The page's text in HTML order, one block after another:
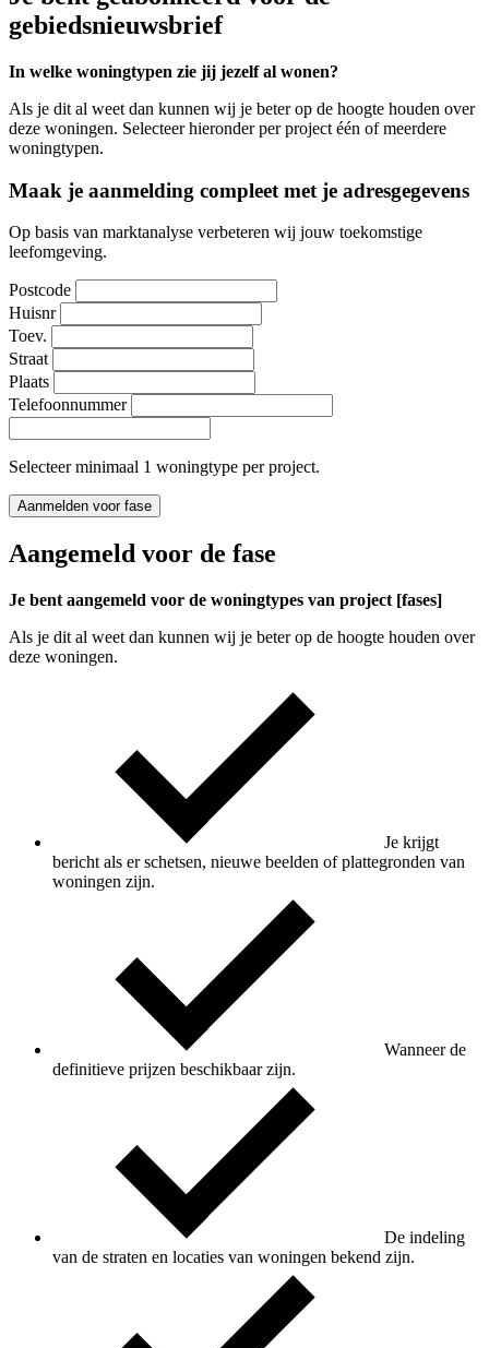
gebiedsnieuwsbrief
In welke woningtypen zie jij jezelf al wonen?
Als je dit al weet dan kunnen wij je beter op de hoogte houden over
deze woningen. Selecteer hieronder per project één of meerdere
woningtypen.
Maak je aanmelding compleet met je adresgegevens
Op basis van marktanalyse verbeteren wij jouw toekomstige
leefomgeving.
Postcode
Huisnr
Toev.
Straat
Plaats
Telefoonnummer
Selecteer minimaal 1 woningtype per project.
Aanmelden voor fase
Aangemeld voor de fase
Je bent aangemeld voor de woningtypes van project [fases]
Als je dit al weet dan kunnen wij je beter op de hoogte houden over
deze woningen.
Je krijgt
bericht als er schetsen, nieuwe beelden of plattegronden van
woningen zijn.
Wanneer de
definitieve prijzen beschikbaar zijn.
De indeling
van de straten en locaties van woningen bekend zijn.